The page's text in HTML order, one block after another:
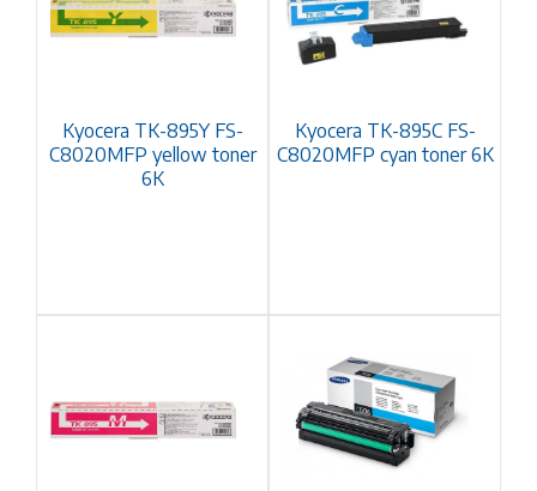
Kyocera TK-895Y FS-
C8020MFP yellow toner
6K
Kyocera TK-895C FS-
C8020MFP cyan toner 6K